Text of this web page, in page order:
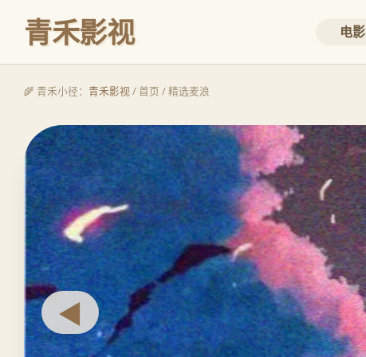
青禾影视 电影
🌾 青禾小径： 青禾影视/ 首页 / 精选麦浪
◀